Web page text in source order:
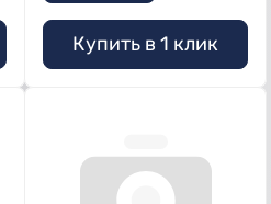
Купить в 1 клик